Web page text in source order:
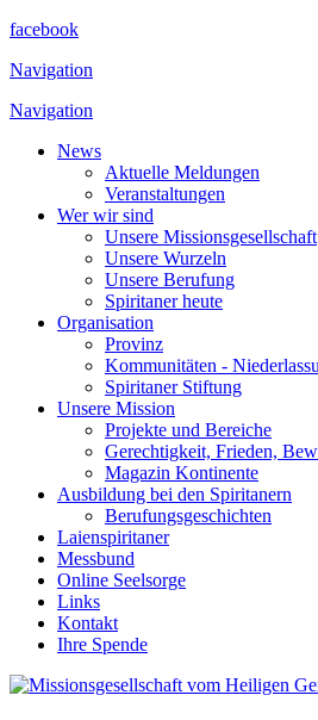
facebook
Navigation
Navigation
News
Aktuelle Meldungen
Veranstaltungen
Wer wir sind
Unsere Missionsgesellschaft
Unsere Wurzeln
Unsere Berufung
Spiritaner heute
Organisation
Provinz
Kommunitäten -
Spiritaner Stiftung
Unsere Mission
Projekte und Bereiche
Gerechtigkeit, Frieden,
Magazin Kontinente
Ausbildung bei den Spiritanern
Berufungsgeschichten
Laienspiritaner
Messbund
Online Seelsorge
Links
Kontakt
Ihre Spende